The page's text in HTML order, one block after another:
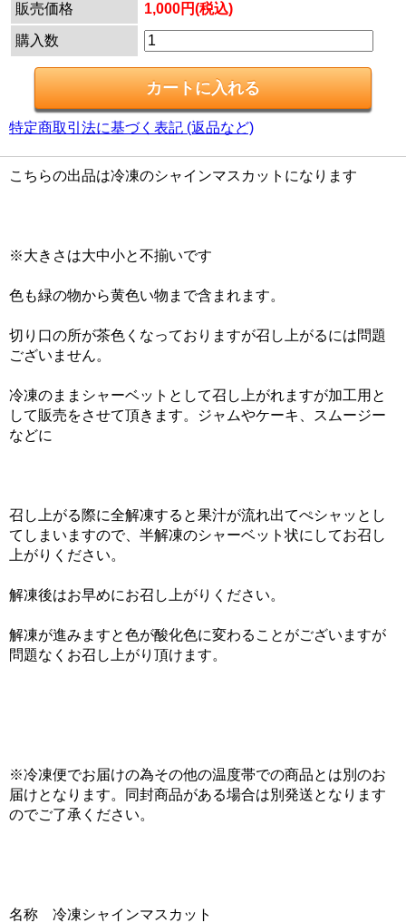
販売価格 1,000円(税込)
購入数
特定商取引法に基づく表記 (返品など)
こちらの出品は冷凍のシャインマスカットになります
※大きさは大中小と不揃いです
色も緑の物から黄色い物まで含まれます。
切り口の所が茶色くなっておりますが召し上がるには問題
ございません。
冷凍のままシャーベットとして召し上がれますが加工用と
して販売をさせて頂きます。ジャムやケーキ、スムージー
などに
召し上がる際に全解凍すると果汁が流れ出てぺシャッとし
てしまいますので、半解凍のシャーベット状にしてお召し
上がりください。
解凍後はお早めにお召し上がりください。
解凍が進みますと色が酸化色に変わることがございますが
問題なくお召し上がり頂けます。
※冷凍便でお届けの為その他の温度帯での商品とは別のお
届けとなります。同封商品がある場合は別発送となります
のでご了承ください。
名称 冷凍シャインマスカット